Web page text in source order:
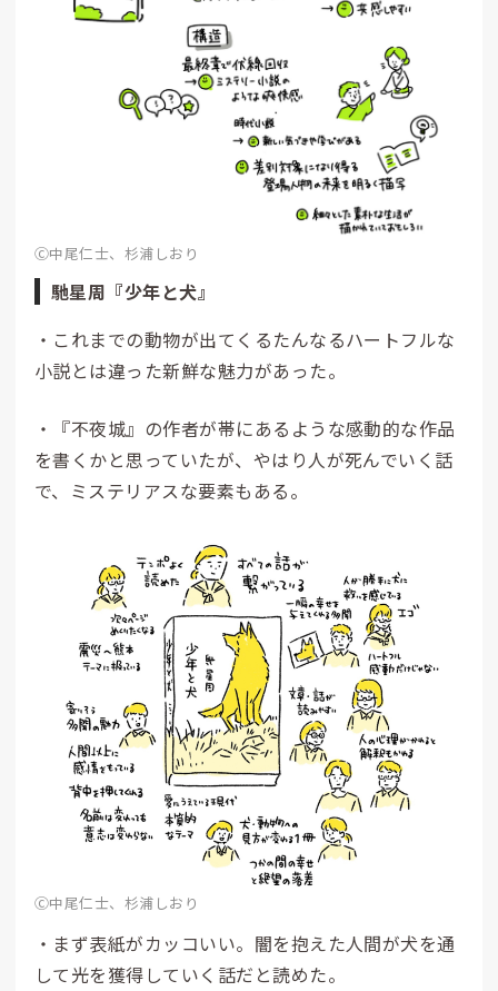
Ⓒ中尾仁士、杉浦しおり
馳星周『少年と犬』
・これまでの動物が出てくるたんなるハートフルな
小説とは違った新鮮な魅力があった。
・『不夜城』の作者が帯にあるような感動的な作品
を書くかと思っていたが、やはり人が死んでいく話
で、ミステリアスな要素もある。
Ⓒ中尾仁士、杉浦しおり
・まず表紙がカッコいい。闇を抱えた人間が犬を通
して光を獲得していく話だと読めた。